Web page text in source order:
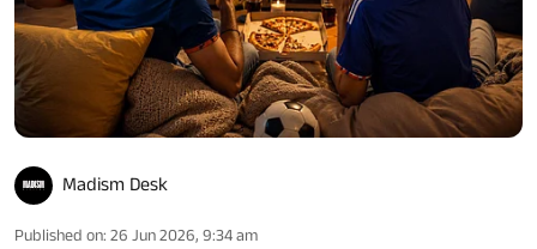
Madism Desk
Published on: 26 Jun 2026, 9:34 am